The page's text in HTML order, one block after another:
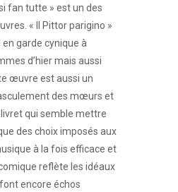
fan tutte » est un des
« Il Pittor parigino »
garde cynique à
d’hier mais aussi
œuvre est aussi un
des mœurs et
qui semble mettre
des choix imposés aux
à la fois efficace et
reflète les idéaux
encore échos